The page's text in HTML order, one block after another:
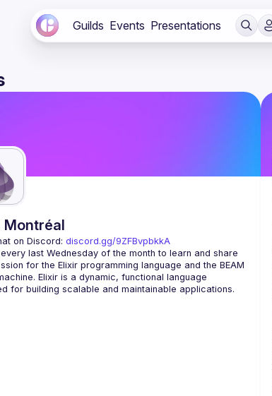
Guilds Events Presentations
Montréal
on Discord: discord.gg/9ZFBvpbkkA
last Wednesday of the month to learn and share
for the Elixir programming language and the BEAM
Elixir is a dynamic, functional language